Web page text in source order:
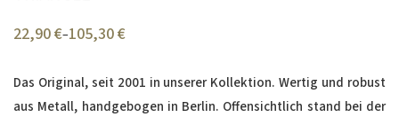
22,90€–105,30€
Das Original, seit 2001 in unserer Kollektion. Wertig und robust
aus Metall, handgebogen in Berlin. Offensichtlich stand bei der